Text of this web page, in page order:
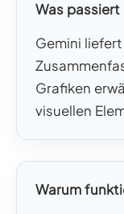
Was passiert
Gemini
Grafiken
visuellen
Warum